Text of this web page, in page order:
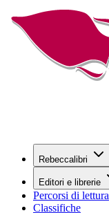
Rebeccalibri
Editori e librerie
Percorsi di lettura
Classifiche